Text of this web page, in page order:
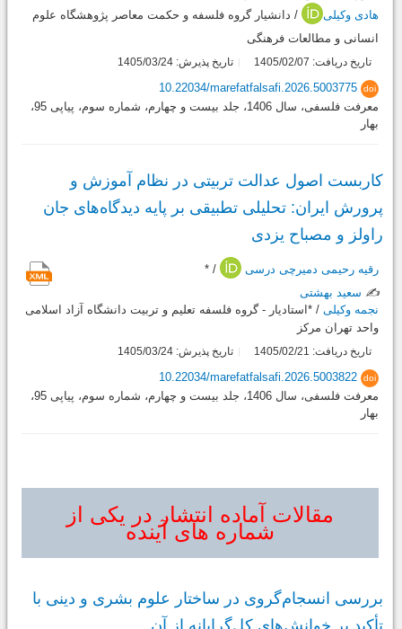
هادی وکیلی
/ دانشیار گروه فلسفه و حکمت معاصر پژوهشگاه علوم
انسانی و مطالعات فرهنگی
تاریخ دریافت: 1405/02/07 تاریخ پذیرش: 1405/03/24
doi
10.22034/marefatfalsafi.2026.5003775
معرفت فلسفی، سال 1406، جلد بیست و چهارم، شماره سوم، پیاپی 95،
بهار
کاربست اصول عدالت تربیتی در نظام آموزش و
پرورش ایران: تحلیلی تطبیقی بر پایه دیدگاه‌های جان
راولز و مصباح یزدی
رقیه رحیمی دمیرچی درسی
/ *
✍️ سعید بهشتی
نجمه وکیلی / *استادیار - گروه فلسفه تعلیم و تربیت دانشگاه آزاد اسلامی
واحد تهران مرکز
تاریخ دریافت: 1405/02/21 تاریخ پذیرش: 1405/03/24
doi
10.22034/marefatfalsafi.2026.5003822
معرفت فلسفی، سال 1406، جلد بیست و چهارم، شماره سوم، پیاپی 95،
بهار
مقالات آماده انتشار در یکی از
شماره های آینده
بررسی انسجام‌گروی در ساختار علوم بشری و دینی با
تأکید بر خوانش‌های کل‌گرایانه از آن